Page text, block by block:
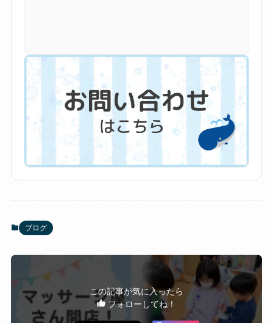
ブログ
この記事が気に入ったら
フォローしてね！